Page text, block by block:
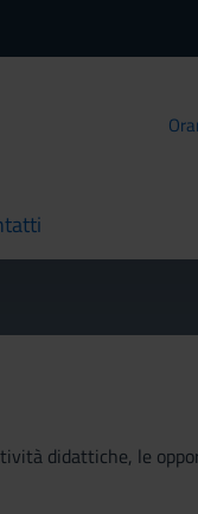
didattiche, le